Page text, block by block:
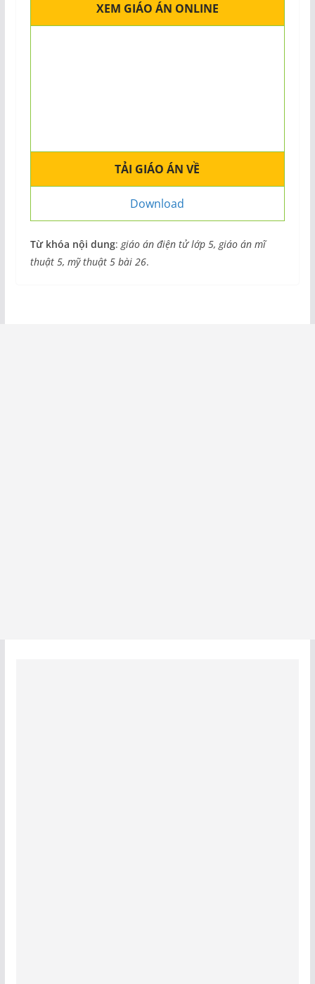
XEM GIÁO ÁN ONLINE
TẢI GIÁO ÁN VỀ
Download
Từ khóa nội dung: giáo án điện tử lớp 5, giáo án mĩ
thuật 5, mỹ thuật 5 bài 26.